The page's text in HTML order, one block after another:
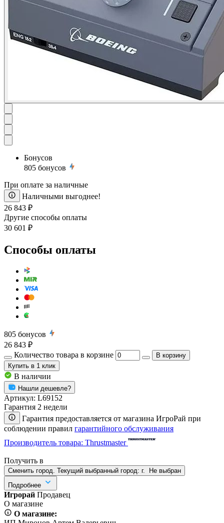
Бонусов
805 бонусов
При оплате за наличные
Наличными выгоднее!
26 843 ₽
Другие способы оплаты
30 601 ₽
Способы оплаты
805 бонусов
26 843 ₽
Количество товара в корзине
В корзину
Купить в 1 клик
В наличии
Нашли дешевле?
Артикул: L69152
Гарантия 2 недели
Гарантия предоставляется от магазина ИгроРай при
соблюдении правил гарантийного обслуживания
Производитель товара: Thrustmaster
Получить в
Сменить город. Текущий выбранный город: г.
Не выбран
Подробнее
Игрорай Продавец
О магазине
О магазине: